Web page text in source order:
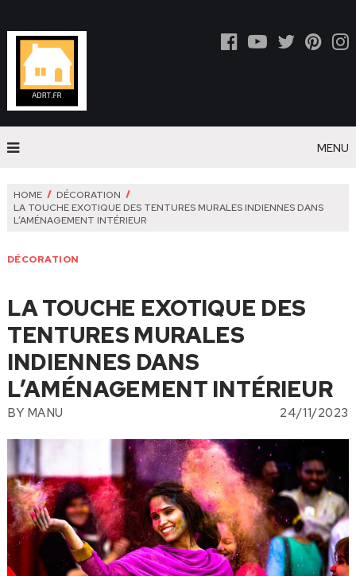
MENU
HOME
DÉCORATION
LA TOUCHE EXOTIQUE DES TENTURES MURALES INDIENNES DANS
L’AMÉNAGEMENT INTÉRIEUR
DÉCORATION
LA TOUCHE EXOTIQUE DES
TENTURES MURALES
INDIENNES DANS
L’AMÉNAGEMENT INTÉRIEUR
BY MANU 24/11/2023